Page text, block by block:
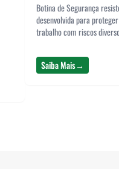
Botina de Segurança
desenvolvida para
trabalho com riscos
Saiba Mais→